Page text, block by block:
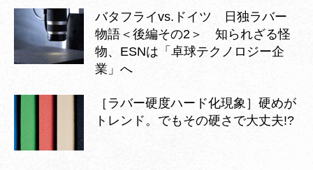
バタフライvs.ドイツ 日独ラバー
物語＜後編その2＞ 知られざる怪
物、ESNは「卓球テクノロジー企
業」へ
［ラバー硬度ハード化現象］硬めが
トレンド。でもその硬さで大丈夫!?